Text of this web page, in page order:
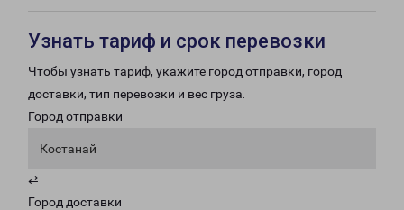
Узнать тариф и срок перевозки
Чтобы узнать тариф, укажите город отправки, город
доставки, тип перевозки и вес груза.
Город отправки
Костанай
⇄
Город доставки